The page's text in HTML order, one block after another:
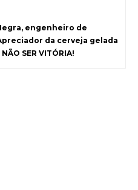
engenheiro de
da cerveja gelada
SER VITÓRIA!